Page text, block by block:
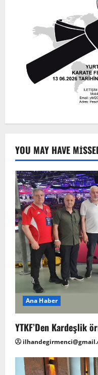
YOU MAY HAVE
Ana Haber
YTKF’Den Kardeşlik